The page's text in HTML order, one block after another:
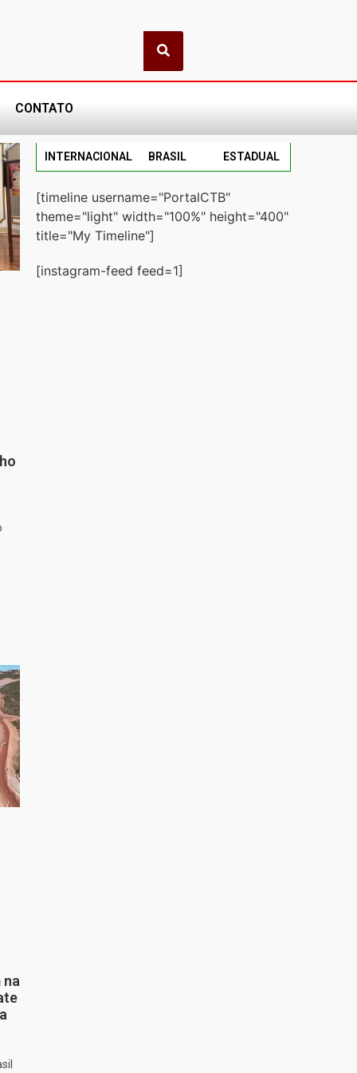
CONTATO
INTERNACIONAL BRASIL ESTADUAL
[timeline username="PortalCTB"
theme="light" width="100%" height="400"
title="My Timeline"]
[instagram-feed feed=1]